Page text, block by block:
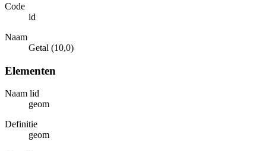
Code
id
Naam
Getal (10,0)
Elementen
Naam lid
geom
Definitie
geom